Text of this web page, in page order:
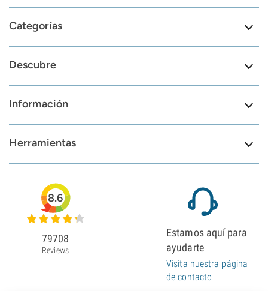
Categorías
Descubre
Información
Herramientas
8.6
79708
Reviews
Estamos aquí para
ayudarte
Visita nuestra página
de contacto